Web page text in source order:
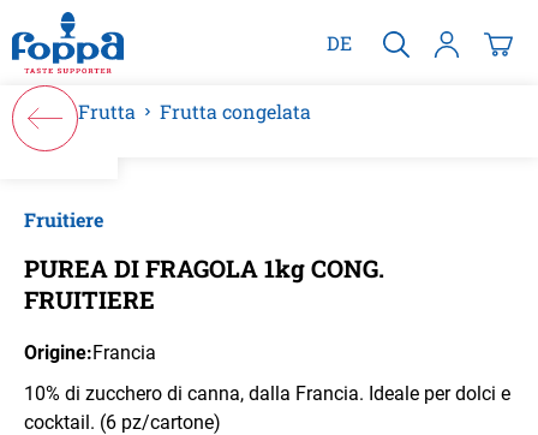
principale
DE
Frutta Frutta congelata
Fruitiere
PUREA DI FRAGOLA 1kg CONG.
FRUITIERE
Origine:Francia
10% di zucchero di canna, dalla Francia. Ideale per dolci e
cocktail. (6 pz/cartone)